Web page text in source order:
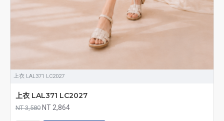
上衣 LAL371 LC2027
上衣 LAL371 LC2027
NT 3,580 NT 2,864